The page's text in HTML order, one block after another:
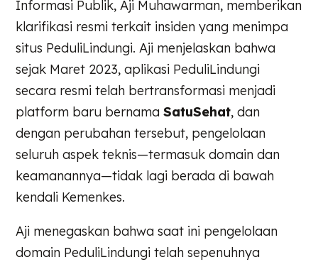
Informasi Publik, Aji Muhawarman, memberikan
klarifikasi resmi terkait insiden yang menimpa
situs PeduliLindungi. Aji menjelaskan bahwa
sejak Maret 2023, aplikasi PeduliLindungi
secara resmi telah bertransformasi menjadi
platform baru bernamaSatuSehat, dan
dengan perubahan tersebut, pengelolaan
seluruh aspek teknis—termasuk domain dan
keamanannya—tidak lagi berada di bawah
kendali Kemenkes.
Aji menegaskan bahwa saat ini pengelolaan
domain PeduliLindungi telah sepenuhnya